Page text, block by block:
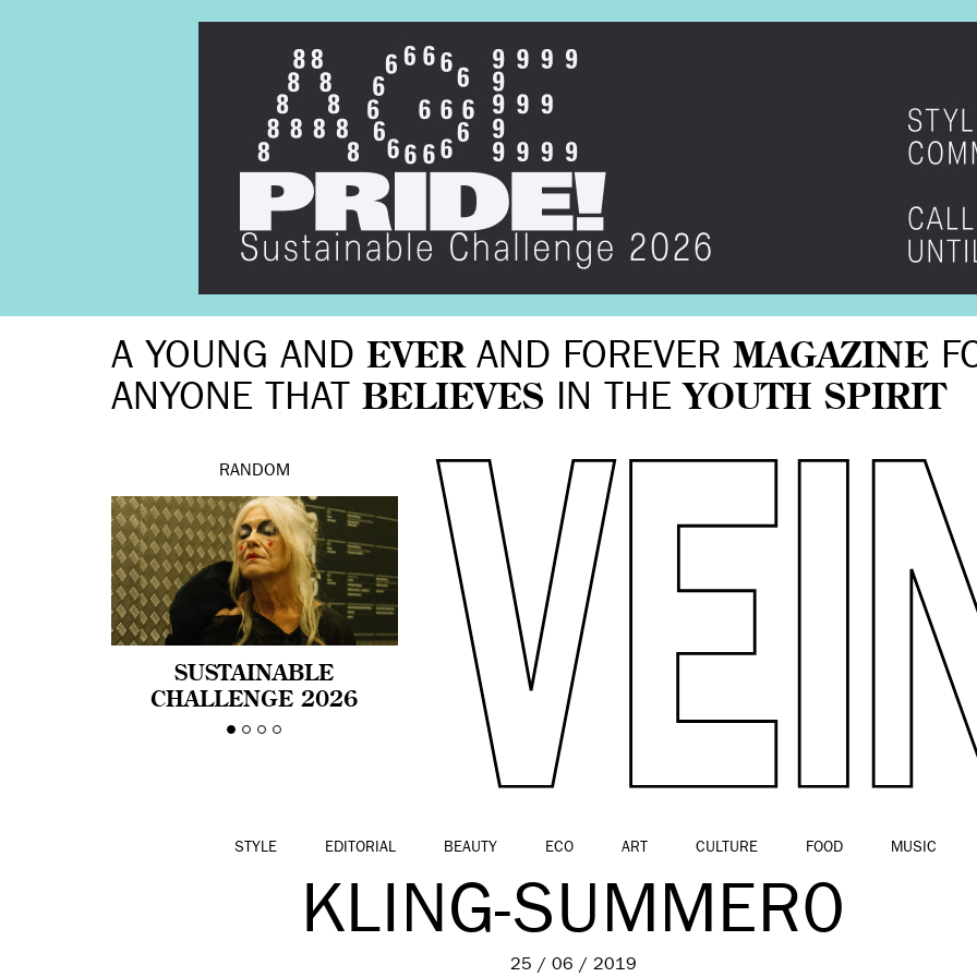
A YOUNG AND EVERAND FOREVER MAGAZINE
ANYONE THAT BELIEVES IN THE YOUTH SPIRIT
RANDOM
SUSTAINABLE
CHALLENGE 2026
CELEBRA LA
STYLE EDITORIAL BEAUTY ECO ART CULTURE FOOD MUSIC
KLING-SUMMER0
25 / 06 / 2019